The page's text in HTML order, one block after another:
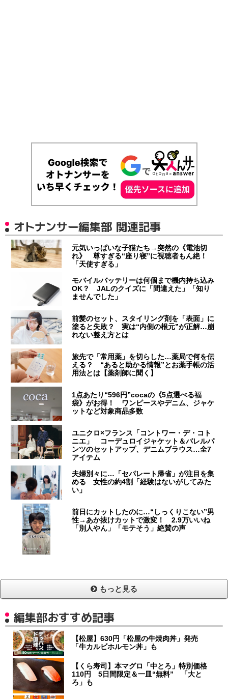
オトナンサー編集部 関連記事
元気いっぱいな子猫たち→突然の《電池切
れ》 尊すぎる“座り寝”に視聴者もん絶！
「天使すぎる」
モバイルバッテリーは何個まで機内持ち込み
OK？ JALのクイズに「間違えた」「知り
ませんでした」
前髪のセット、スタイリング剤を「表面」に
塗ると失敗？ 実は“内側の根元”が正解…崩
れない整え方とは
旅先で「常用薬」を切らした…薬局で何を伝
える？ “あると助かる情報”とお薬手帳の活
用法とは【薬剤師に聞く】
1点あたり“596円”cocaの《5点選べる福
袋》がお得！ ワンピースやデニム、ジャケ
ットなど対象商品多数
ユニクロ×フランス「コントワー・デ・コト
ニエ」 コーデュロイジャケット＆バレルパ
ンツのセットアップ、デニムブラウス…全7
アイテム
夫婦別々に…「セパレート帰省」が注目を集
める 女性の約4割「経験はないがしてみた
い」
前日にカットしたのに…“しっくりこない”男
性→あか抜けカットで激変！ 2.9万いいね
「別人やん」「モテそう」絶賛の声
もっと見る
編集部おすすめ記事
【松屋】630円「松屋の牛焼肉丼」発売
「牛カルビホルモン丼」も
【くら寿司】本マグロ「中とろ」特別価格
110円 5日間限定＆一皿“無料” 「大と
ろ」も